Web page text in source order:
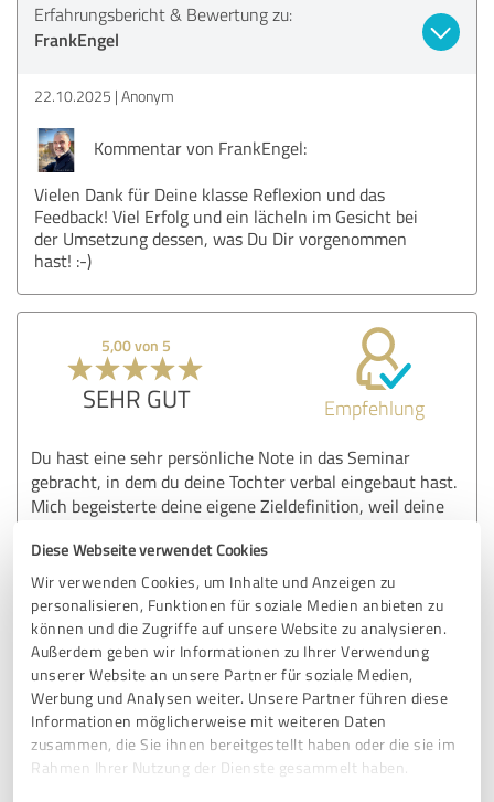
Diese Webseite verwendet Cookies
Wir verwenden Cookies, um Inhalte und Anzeigen zu
personalisieren, Funktionen für soziale Medien anbieten zu
können und die Zugriffe auf unsere Website zu analysieren.
Außerdem geben wir Informationen zu Ihrer Verwendung
unserer Website an unsere Partner für soziale Medien,
Werbung und Analysen weiter. Unsere Partner führen diese
Informationen möglicherweise mit weiteren Daten
zusammen, die Sie ihnen bereitgestellt haben oder die sie im
Rahmen Ihrer Nutzung der Dienste gesammelt haben.
Erfahrungsbericht & Bewertung zu:
FrankEngel
22.10.2025 Anonym
Kommentar von FrankEngel:
Vielen Dank für Deine klasse Reflexion und das
Feedback! Viel Erfolg und ein lächeln im Gesicht bei
der Umsetzung dessen, was Du Dir vorgenommen
hast! :-)
5,00 von 5
SEHR GUT Empfehlung
Du hast eine sehr persönliche Note in das Seminar
gebracht, in dem du deine Tochter verbal eingebaut hast.
Mich begeisterte deine eigene Zieldefinition, weil deine
veranschaulicht wurden.
Erfahrungsbericht & Bewertung zu:
FrankEngel
13.03.2025 Anonym
Kommentar von FrankEngel: